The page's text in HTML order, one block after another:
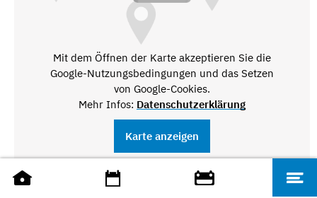
Mit dem Öffnen der Karte akzeptieren Sie die
Google-Nutzungsbedingungen und das Setzen
von Google-Cookies.
Mehr Infos: Datenschutzerklärung
Karte anzeigen